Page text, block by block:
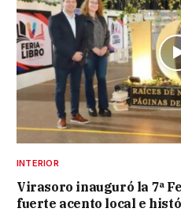
INTERIOR
Virasoro inauguró la 7ª
fuerte acento local e